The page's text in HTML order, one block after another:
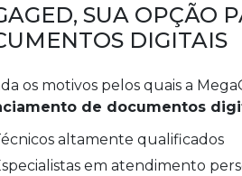
SUA OPÇÃO
DIGITAIS
os motivos pelos quais a
de documentos
técnicos altamente qualificados
especialistas em atendimento